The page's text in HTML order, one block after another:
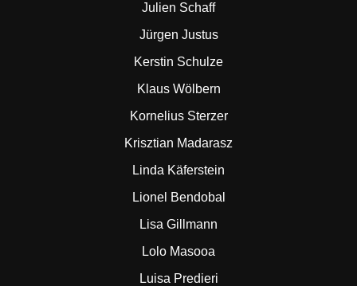
Julien Schaff
Jürgen Justus
Kerstin Schulze
Klaus Wölbern
Kornelius Sterzer
Krisztian Madarasz
Linda Käferstein
Lionel Bendobal
Lisa Gillmann
Lolo Masooa
Luisa Predieri